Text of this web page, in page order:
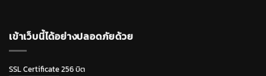
เข้าเว็บนี้ได้อย่างปลอดภัยด้วย
SSL Certificate 256 บิต